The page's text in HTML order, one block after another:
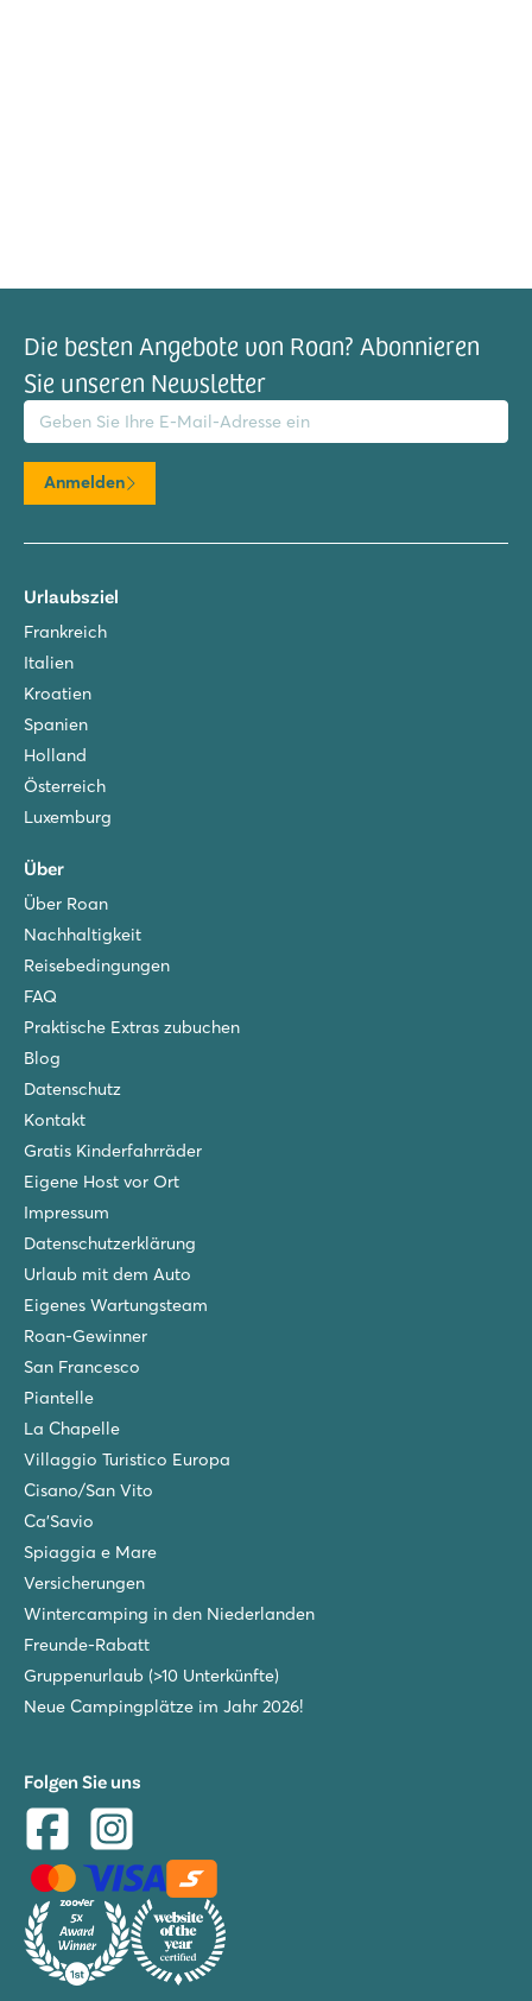
Die besten Angebote von Roan? Abonnieren
Sie unseren Newsletter
Adresse
Anmelden
Urlaubsziel
Frankreich
Italien
Kroatien
Spanien
Holland
Österreich
Luxemburg
Über
Über Roan
Nachhaltigkeit
Reisebedingungen
FAQ
Praktische Extras zubuchen
Blog
Datenschutz
Kontakt
Gratis Kinderfahrräder
Eigene Host vor Ort
Impressum
Datenschutzerklärung
Urlaub mit dem Auto
Eigenes Wartungsteam
Roan-Gewinner
San Francesco
Piantelle
La Chapelle
Villaggio Turistico Europa
Cisano/San Vito
Ca'Savio
Spiaggia e Mare
Versicherungen
Wintercamping in den Niederlanden
Freunde-Rabatt
Gruppenurlaub (>10 Unterkünfte)
Neue Campingplätze im Jahr 2026!
Folgen Sie uns